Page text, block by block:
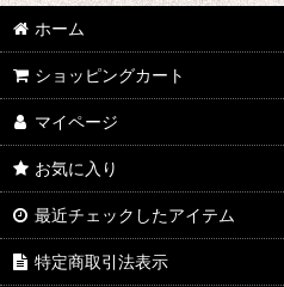
ホーム
ショッピングカート
マイページ
お気に入り
最近チェックしたアイテム
特定商取引法表示